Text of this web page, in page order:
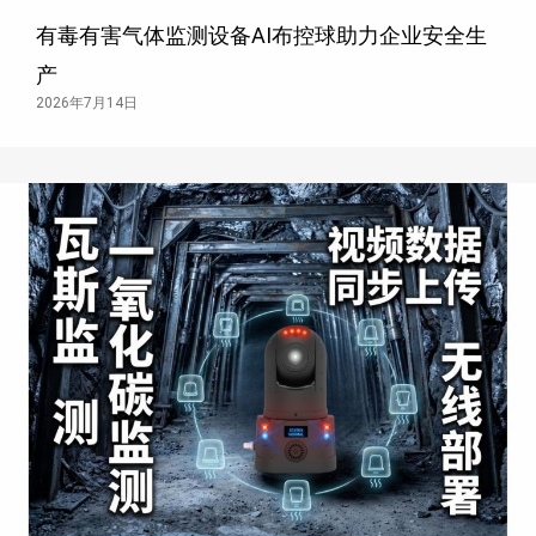
有毒有害气体监测设备AI布控球助力企业安全生
产
2026年7月14日